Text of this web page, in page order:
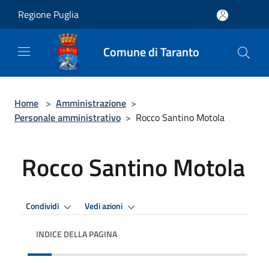
Regione Puglia
Comune di Taranto
Home > Amministrazione >
Personale amministrativo > Rocco Santino Motola
Rocco Santino Motola
Condividi Vedi azioni
INDICE DELLA PAGINA